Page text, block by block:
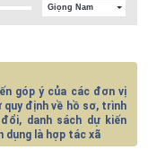
Giọng Nam
góp ý của các đơn vị
định về hồ sơ, trình
danh sách dự kiến
dụng là hợp tác xã